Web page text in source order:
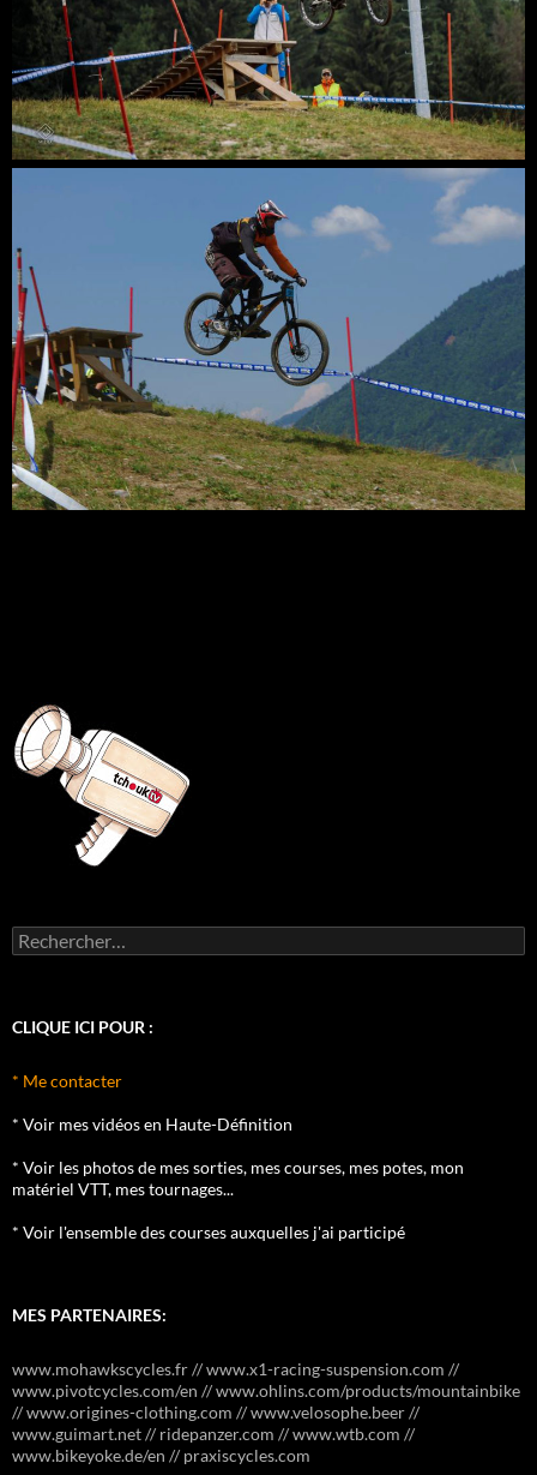
Rechercher :
CLIQUE ICI POUR :
* Me contacter
* Voir mes vidéos en Haute-Définition
* Voir les photos de mes sorties, mes courses, mes potes, mon
matériel VTT, mes tournages...
* Voir l'ensemble des courses auxquelles j'ai participé
MES PARTENAIRES:
www.mohawkscycles.fr // www.x1-racing-suspension.com //
www.pivotcycles.com/en // www.ohlins.com/products/mountainbike
// www.origines-clothing.com // www.velosophe.beer //
www.guimart.net // ridepanzer.com // www.wtb.com //
www.bikeyoke.de/en // praxiscycles.com